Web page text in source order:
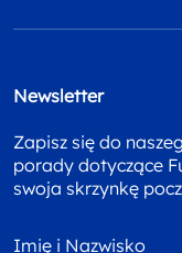
Newsletter
Zapisz się do
porady dotyczące
swoja skrzynkę
Imię i Nazwisko